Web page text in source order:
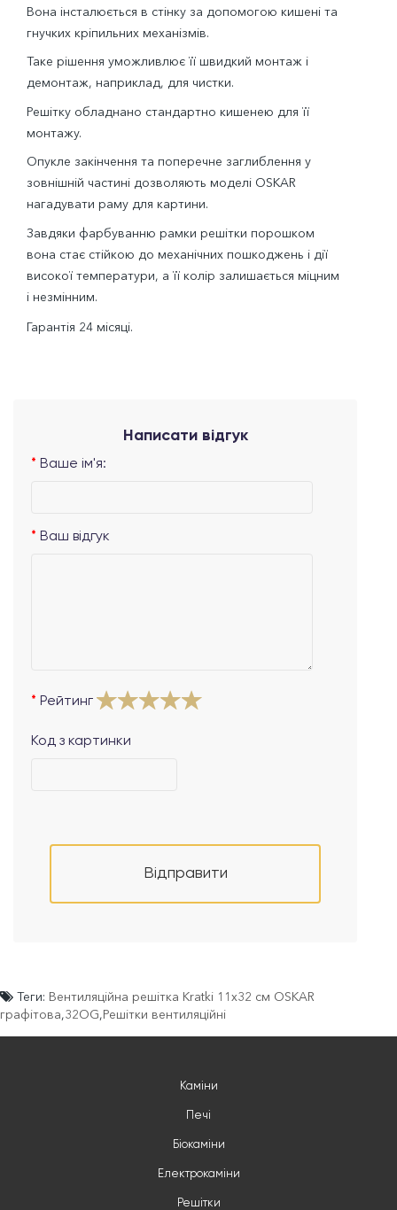
Вона інсталюється в стінку за допомогою кишені та
гнучких кріпильних механізмів.
Таке рішення уможливлює її швидкий монтаж і
демонтаж, наприклад, для чистки.
Решітку обладнано стандартно кишенею для її
монтажу.
Опукле закінчення та поперечне заглиблення у
зовнішній частині дозволяють моделі OSKAR
нагадувати раму для картини.
Завдяки фарбуванню рамки решітки порошком
вона стає стійкою до механічних пошкоджень і дії
високої температури, а її колір залишається міцним
і незмінним.
Гарантія 24 місяці.
Написати відгук
Ваше ім'я:
Ваш відгук
Рейтинг
Код з картинки
Відправити
Теги: Вентиляційна решітка Kratki 11x32 см OSKAR
графітова,32OG,Решітки вентиляційні
Каміни
Печі
Біокаміни
Електрокаміни
Решітки